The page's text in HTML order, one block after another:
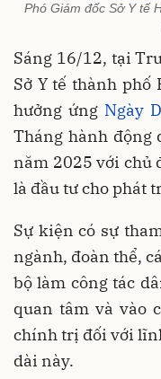
Phó Giám đốc Sở Y tế
Sáng 16/12, tại
Sở Y tế thành
hưởng ứng Ngày
Tháng hành động
năm 2025 với chủ
là đầu tư cho phát
Sự kiện có sự
ngành, đoàn thể,
bộ làm công tác
quan tâm và vào
chính trị đối với
dài này.